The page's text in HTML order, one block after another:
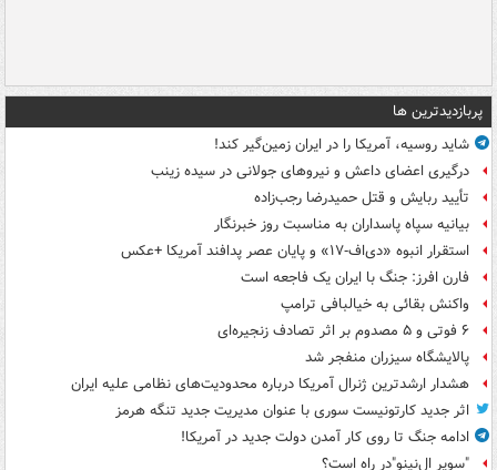
پربازدیدترین ها
شاید روسیه، آمریکا را در ایران زمین‌گیر کند!
درگیری اعضای داعش و نیروهای جولانی در سیده زینب
تأیید ربایش و قتل حمیدرضا رجب‌زاده
بیانیه سپاه پاسداران به مناسبت روز خبرنگار
استقرار انبوه «دی‌اف‑۱۷» و پایان عصر پدافند آمریکا +عکس
فارن افرز: جنگ با ایران یک فاجعه است
واکنش بقائی به خیالبافی ترامپ
۶ فوتی و ۵ مصدوم بر اثر تصادف زنجیره‌ای
پالایشگاه سیزران منفجر شد
هشدار ارشدترین ژنرال آمریکا درباره محدودیت‌های نظامی علیه ایران
اثر جدید کارتونیست سوری با عنوان مدیریت جدید تنگه هرمز
ادامه جنگ تا روی کار آمدن دولت جدید در آمریکا!
"سوپر ال‌نینو"در راه است؟